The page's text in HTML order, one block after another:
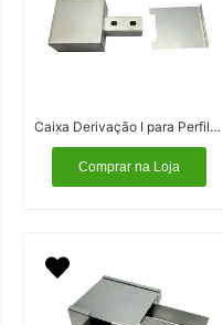
Caixa Derivação I para Perfilado
Comprar na Loja